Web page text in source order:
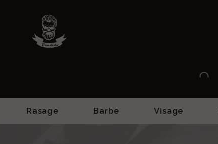
Rasage Barbe Visage